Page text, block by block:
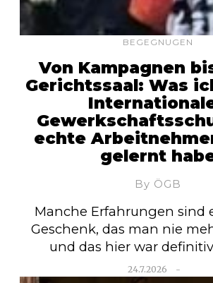
BEGEGNUGEN
Von Kampagnen
Gerichtssaal: Was
echte
gelernt
By ÖGB
Manche Erfahrungen sind
Geschenk, das man nie
und das hier war
24.7.2026 -